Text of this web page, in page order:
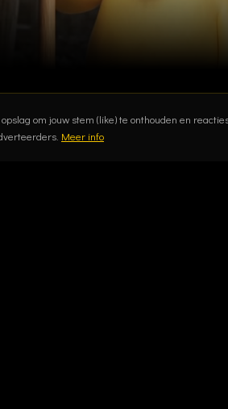
om jouw stem (like) te onthouden en
Meer info